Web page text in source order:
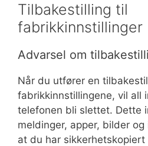
Tilbakestilling til
fabrikkinnstillinger
Advarsel om
Når du utfører en
fabrikkinnstillingene, vil all
telefonen bli slettet. Dette
meldinger, apper, bilder
at du har